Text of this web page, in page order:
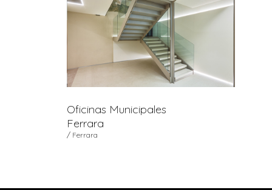
Oficinas Municipales
Ferrara
/ Ferrara